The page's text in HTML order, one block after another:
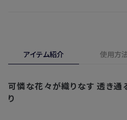
※新製品（限定製品）は除きます。
※定期販売のお申し込みは、7日後以
注文後、お届けまでにかかる日
合、期間内*であれば、返金・交
ます。
※
間。対象の直営店舗でご購入の場合、
アイテム紹介 使用方
可憐な花々が織りなす透き通
り